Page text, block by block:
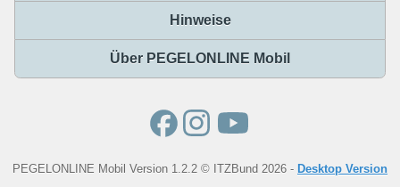
Hinweise
Über PEGELONLINE Mobil
PEGELONLINE Mobil Version 1.2.2 © ITZBund 2026 - Desktop Version